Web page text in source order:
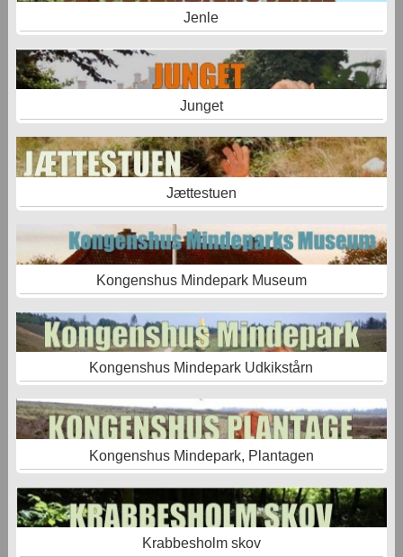
Jenle
Junget
Jættestuen
Kongenshus Mindepark Museum
Kongenshus Mindepark Udkikstårn
Kongenshus Mindepark, Plantagen
Krabbesholm skov